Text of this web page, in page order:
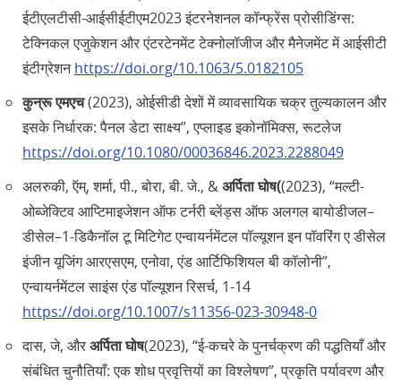
ईटीएलटीसी-आईसीईटीएम2023 इंटरनेशनल कॉन्फ्रेंस प्रोसीडिंग्स:
टेक्निकल एजुकेशन और एंटरटेनमेंट टेक्नोलॉजीज और मैनेजमेंट में आईसीटी
इंटीग्रेशनhttps://doi.org/10.1063/5.0182105
कुन्रू एमएच(2023), ओईसीडी देशों में व्यावसायिक चक्र तुल्यकालन और
इसके निर्धारक: पैनल डेटा साक्ष्य”, एप्लाइड इकोनॉमिक्स, रूटलेज
https://doi.org/10.1080/00036846.2023.2288049
अलरुकी, ऍम्, शर्मा, पी., बोरा, बी. जे., &अर्पिता घोष((2023), “मल्टी-
ओब्जेक्टिव आप्टिमाइजेशन ऑफ टर्नरी ब्लेंड्स ऑफ अलगल बायोडीजल–
डीसेल–1-डिकैनॉल टू मिटिगेट एन्वायर्नमेंटल पॉल्यूशन इन पॉवरिंग ए डीसेल
इंजीन यूजिंग आरएसएम, एनोवा, एंड आर्टिफिशियल बी कॉलोनी”,
एन्वायर्नमेंटल साइंस एंड पॉल्यूशन रिसर्च, 1-14
https://doi.org/10.1007/s11356-023-30948-0
दास, जे, औरअर्पिता घोष(2023), “ई-कचरे के पुनर्चक्रण की पद्धतियाँ और
संबंधित चुनौतियाँ: एक शोध प्रवृत्तियों का विश्लेषण”, प्रकृति पर्यावरण और